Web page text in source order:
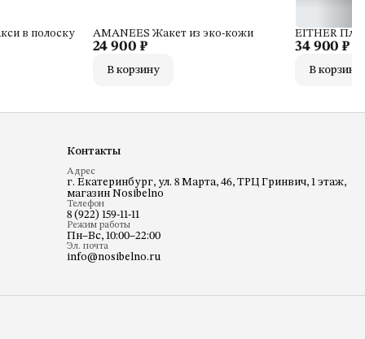
в полоску
24 900 ₽
AMANEES Жакет из эко-кожи
В корзину
34 900 ₽
EITHER
В корзину
Контакты
Адрес
г. Екатеринбург, ул. 8 Марта, 46, ТРЦ Гринвич, 1 этаж,
магазин Nosibelno
Телефон
8 (922) 159-11-11
Режим работы
Пн–Вс, 10:00–22:00
Эл. почта
info@nosibelno.ru